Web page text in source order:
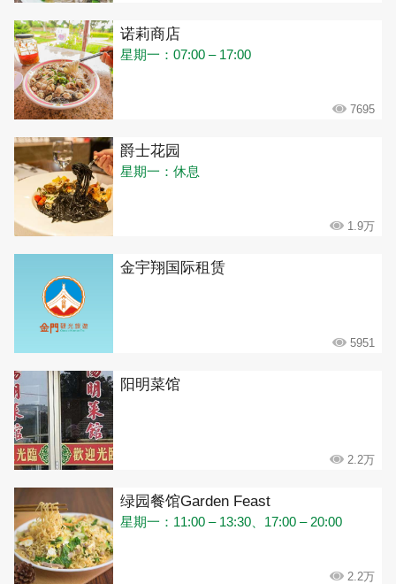
诺莉商店
星期一：07:00 – 17:00
7695
爵士花园
星期一：休息
1.9万
金宇翔国际租赁
5951
阳明菜馆
2.2万
绿园餐馆Garden Feast
星期一：11:00 – 13:30、17:00 – 20:00
2.2万